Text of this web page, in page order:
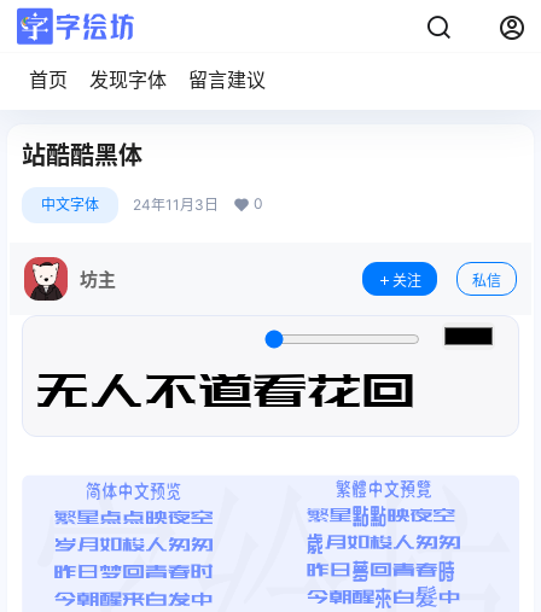
首页 发现字体 留言建议
站酷酷黑体
中文字体 24年11月3日 0
坊主 关注 私信
无人不道看花回